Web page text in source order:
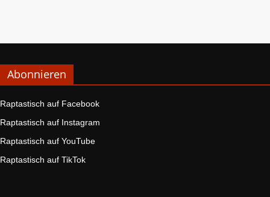
Abonnieren
Raptastisch auf Facebook
Raptastisch auf Instagram
Raptastisch auf YouTube
Raptastisch auf TikTok